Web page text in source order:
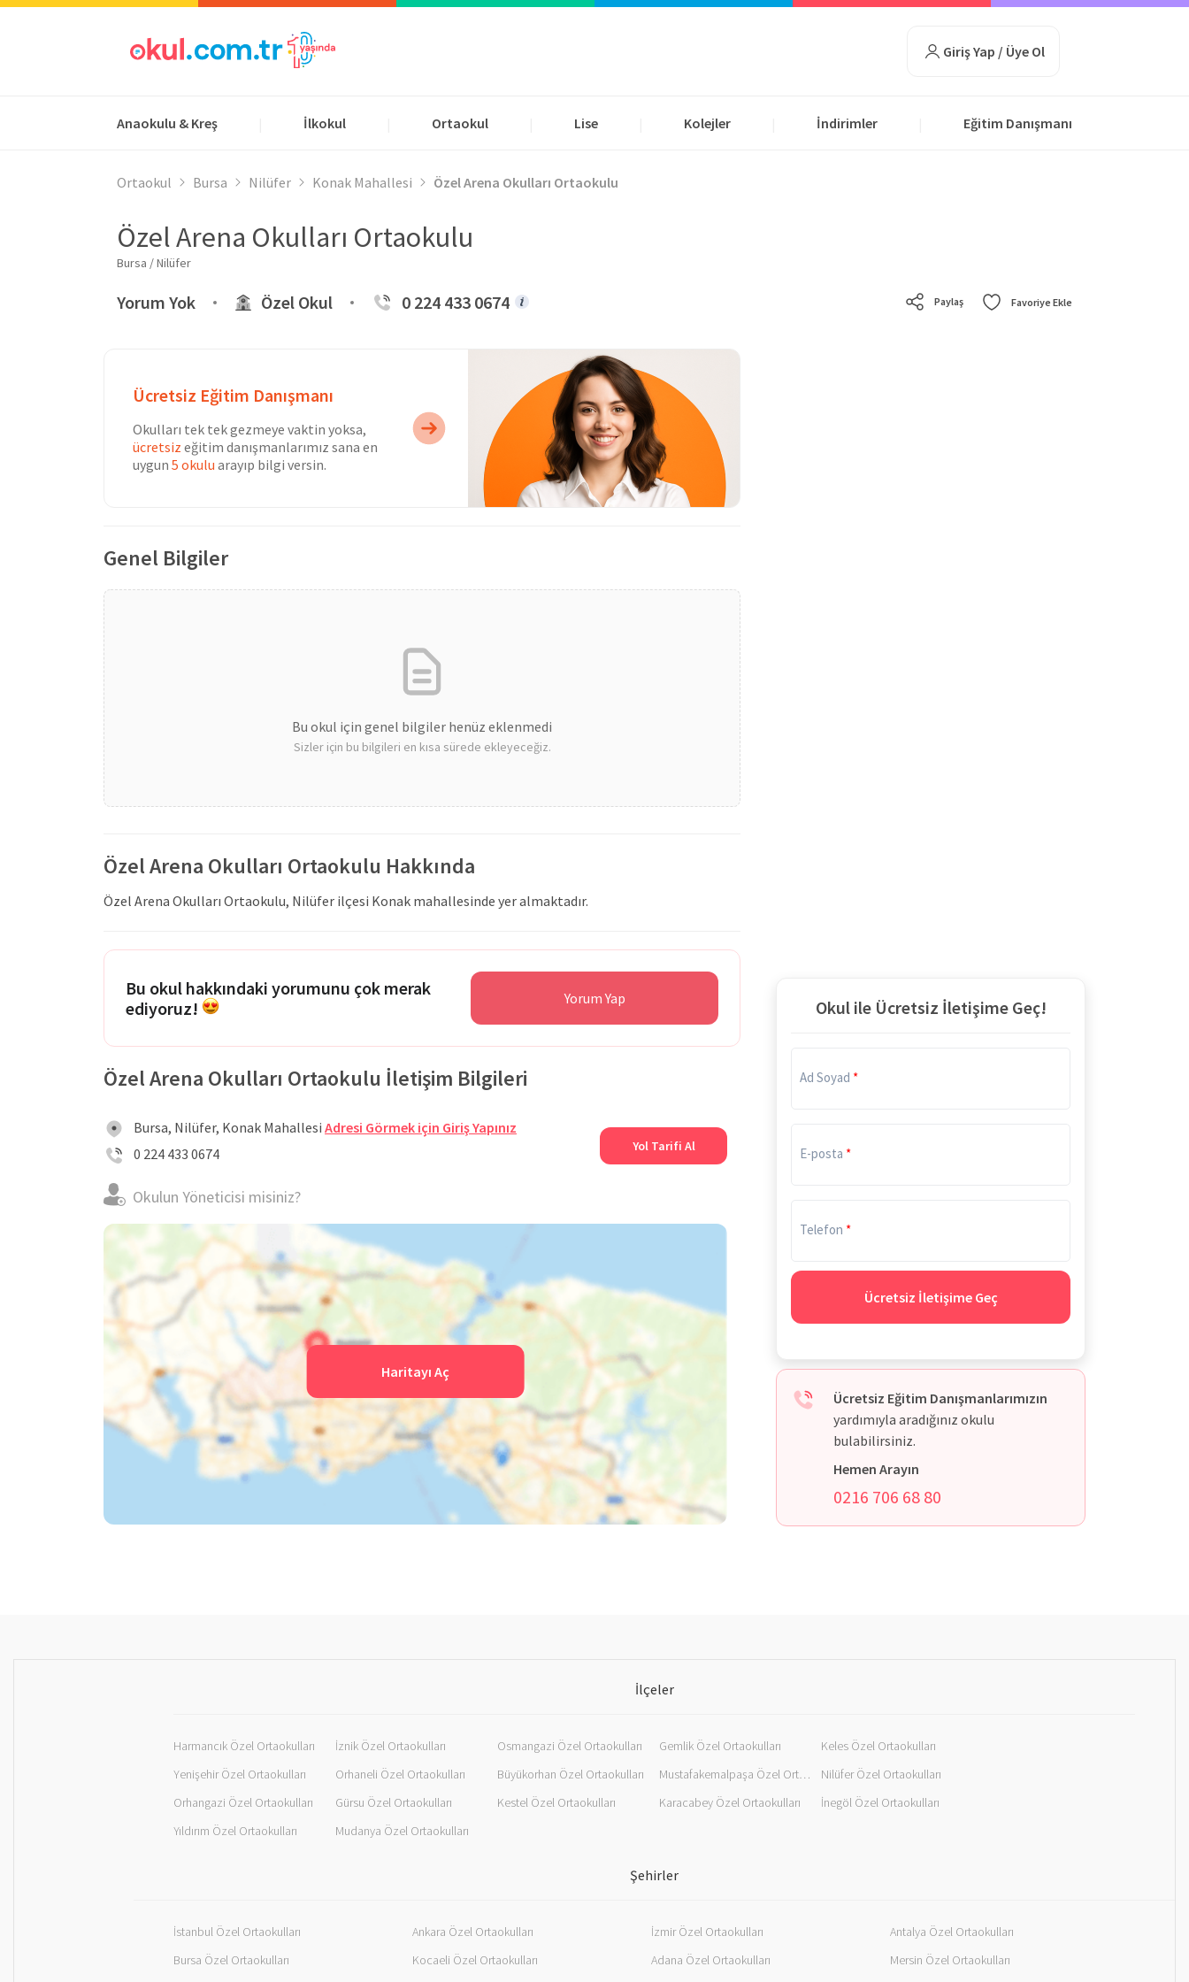
Giriş Yap / Üye Ol
Anaokulu & Kreş İlkokul Ortaokul Lise Kolejler İndirimler Eğitim Danışmanı
Ortaokul Bursa Nilüfer Konak Mahallesi Özel Arena Okulları Ortaokulu
Özel Arena Okulları Ortaokulu
Bursa / Nilüfer
Favoriye Ekle
Paylaş
Yorum Yok Özel Okul 0 224 433 0674
Ücretsiz Eğitim Danışmanı
Okulları tek tek gezmeye vaktin yoksa,
ücretsiz eğitim danışmanlarımız sana en
uygun 5 okulu arayıp bilgi versin.
Genel Bilgiler
Bu okul için genel bilgiler henüz eklenmedi
Sizler için bu bilgileri en kısa sürede ekleyeceğiz.
Özel Arena Okulları Ortaokulu Hakkında
Özel Arena Okulları Ortaokulu, Nilüfer ilçesi Konak mahallesinde yer almaktadır.
Bu okul hakkındaki yorumunu çok merak
ediyoruz!
Yorum Yap
Özel Arena Okulları Ortaokulu İletişim Bilgileri
Bursa, Nilüfer, Konak Mahallesi Adresi Görmek için Giriş Yapınız
0 224 433 0674
Yol Tarifi Al
Okulun Yöneticisi misiniz?
Haritayı Aç
Okul ile Ücretsiz İletişime Geç!
Ad Soyad
E-posta
Telefon
Ücretsiz İletişime Geç
Ücretsiz Eğitim Danışmanlarımızın
yardımıyla aradığınız okulu
bulabilirsiniz.
Hemen Arayın
0216 706 68 80
İlçeler
Harmancık Özel Ortaokulları İznik Özel Ortaokulları Osmangazi Özel Ortaokulları Gemlik Özel Ortaokulları
Keles Özel Ortaokulları
Yenişehir Özel Ortaokulları
Orhaneli Özel Ortaokulları Büyükorhan Özel Ortaokulları Mustafakemalpaşa Özel Ortaokulları
Nilüfer Özel Ortaokulları
Orhangazi Özel Ortaokulları
Gürsu Özel Ortaokulları Kestel Özel Ortaokulları Karacabey Özel Ortaokulları
İnegöl Özel Ortaokulları
Yıldırım Özel Ortaokulları
Mudanya Özel Ortaokulları
Şehirler
İstanbul Özel Ortaokulları Ankara Özel Ortaokulları İzmir Özel Ortaokulları
Antalya Özel Ortaokulları
Bursa Özel Ortaokulları
Kocaeli Özel Ortaokulları Adana Özel Ortaokulları Mersin Özel Ortaokulları